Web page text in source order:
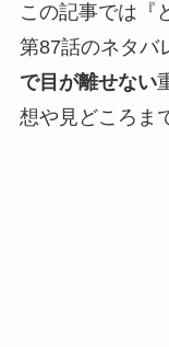
この記事では『
第87話のネタバ
で目が離せない
想や見どころま